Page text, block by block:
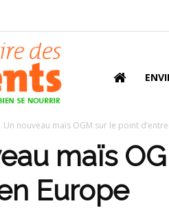
Un nouveau maïs OGM sur le point
maïs
Europe